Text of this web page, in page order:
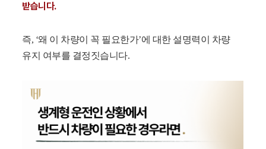
받습니다.
즉, ‘왜 이 차량이 꼭 필요한가’에 대한 설명력이 차량
유지 여부를 결정짓습니다.